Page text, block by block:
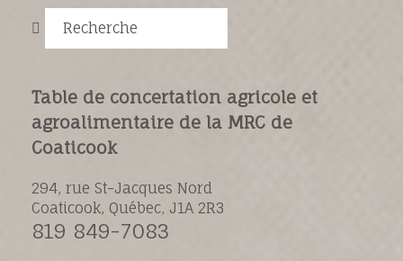
Recherche
Table de concertation agricole et
agroalimentaire de la MRC de
Coaticook
294, rue St-Jacques Nord
Coaticook, Québec, J1A 2R3
819 849-7083